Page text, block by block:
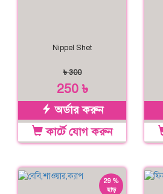
Nippel Shet
৳ 300
250 ৳
অর্ডার করুন
কার্টে যোগ করুন
29 %
ছাড়